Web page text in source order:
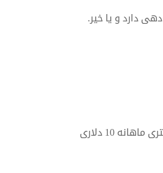
دارد و یا خیر.
شما مشتریانی دارید که هر یک از آنها به شما 10 دلار سود می رسانند. حالا شما 10 مشتری ماهانه 10 دلاری